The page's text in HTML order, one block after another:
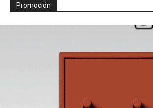
Promoción